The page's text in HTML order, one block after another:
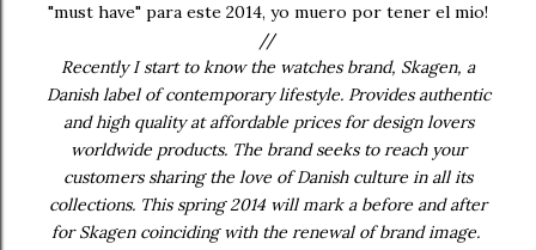
"must have" para este 2014, yo muero por tener el mio!
//
Recently I start to know the watches brand, Skagen, a
Danish label of contemporary lifestyle. Provides authentic
and high quality at affordable prices for design lovers
worldwide products. The brand seeks to reach your
customers sharing the love of Danish culture in all its
collections. This spring 2014 will mark a before and after
for Skagen coinciding with the renewal of brand image.